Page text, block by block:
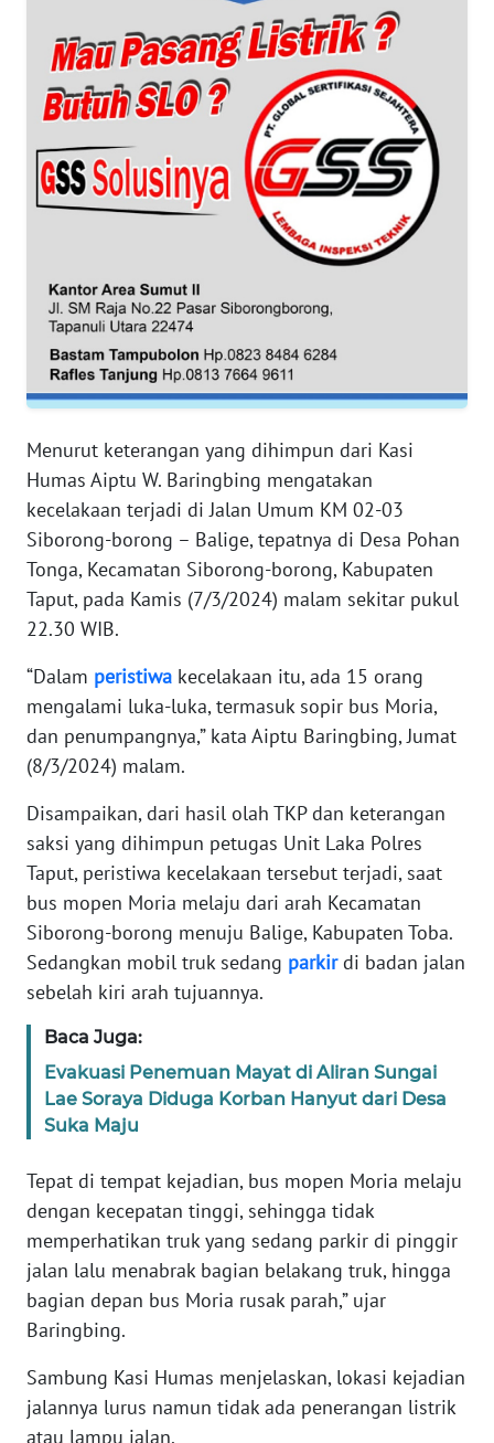
Menurut keterangan yang dihimpun dari Kasi
Humas Aiptu W. Baringbing mengatakan
kecelakaan terjadi di Jalan Umum KM 02-03
Siborong-borong – Balige, tepatnya di Desa Pohan
Tonga, Kecamatan Siborong-borong, Kabupaten
Taput, pada Kamis (7/3/2024) malam sekitar pukul
22.30 WIB.
“Dalam peristiwa kecelakaan itu, ada 15 orang
mengalami luka-luka, termasuk sopir bus Moria,
dan penumpangnya,” kata Aiptu Baringbing, Jumat
(8/3/2024) malam.
Disampaikan, dari hasil olah TKP dan keterangan
saksi yang dihimpun petugas Unit Laka Polres
Taput, peristiwa kecelakaan tersebut terjadi, saat
bus mopen Moria melaju dari arah Kecamatan
Siborong-borong menuju Balige, Kabupaten Toba.
Sedangkan mobil truk sedang parkirdi badan jalan
sebelah kiri arah tujuannya.
Baca Juga:
Evakuasi Penemuan Mayat di Aliran Sungai
Lae Soraya Diduga Korban Hanyut dari Desa
Suka Maju
Tepat di tempat kejadian, bus mopen Moria melaju
dengan kecepatan tinggi, sehingga tidak
memperhatikan truk yang sedang parkir di pinggir
jalan lalu menabrak bagian belakang truk, hingga
bagian depan bus Moria rusak parah,” ujar
Baringbing.
Sambung Kasi Humas menjelaskan, lokasi kejadian
jalannya lurus namun tidak ada penerangan listrik
atau lampu jalan.
WN
SULTRA
WN
SULTENG
WN
SULBAR
BABEL
WN
SUMBAR
WN
WN
BENGKULU
LAMPUNG
WN
JATENG
WN
NUSANTARA
WN
JOGJA
WN
BALI
WN
KALBAR
KALTENG